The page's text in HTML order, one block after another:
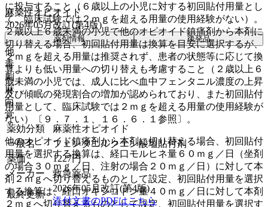
に投与すること（６歳以上の小児に対する初回貼付用量とし
て、臨床試験では２ｍｇを超える用量の使用経験がない）。
２歳以上６歳未満の小児で他のオピオイド鎮痛剤から本剤に
切り替える場合、初回貼付用量は換算を目安に選択するが、
２ｍｇを超える用量は推奨されず、患者の状態等に応じて換
算よりも低い用量への切り替えも考慮すること（２歳以上６
歳未満の小児では、成人に比べ血中フェンタニル濃度の上昇
及び傾眠の発現割合の増加が認められており、また初回貼付
用量として、臨床試験では２ｍｇを超える用量の使用経験が
ない）〔９．７．１、１６．６．１参照〕。
他のオピオイド鎮痛剤から本剤に切り替える場合、初回貼付
用量を選択する換算は、経口モルヒネ量６０ｍｇ／日（坐剤
の場合３０ｍｇ／日、注射の場合２０ｍｇ／日）に対して本
剤２ｍｇへ切り替えるものとして設定、初回貼付用量を選択
する換算は、経口オキシコドン量４０ｍｇ／日に対して本剤
２ｍｇへ切り替えるものとして設定、初回貼付用量を選択す
麻薬性オピオイド
2026年05月改訂(第4版)
薬剤情報 後発品
他
毒
劇
麻
向
覚
薬効分類
麻薬性オピオイド
一般名
フェンタニルクエン酸塩貼付剤
薬価
1227円
メーカー
救急薬品
最終更新
2026年05月改訂(第4版)
添付文書のPDFはこちら